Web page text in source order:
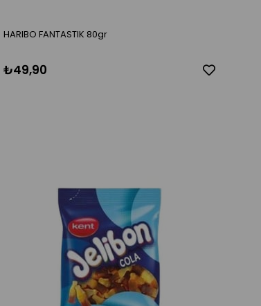
HARIBO FANTASTIK 80gr
₺49,90